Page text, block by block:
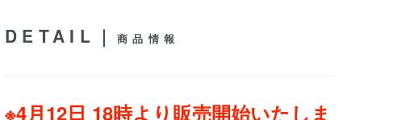
DETAIL｜商品情報
※4月12日 18時より販売開始いたしま